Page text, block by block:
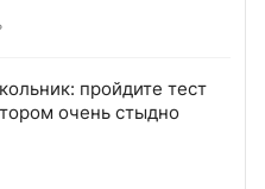
пройдите тест
очень стыдно